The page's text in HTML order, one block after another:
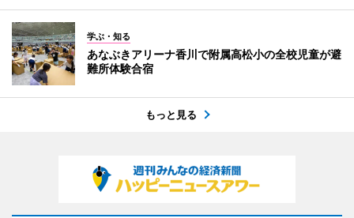
学ぶ・知る
あなぶきアリーナ香川で附属高松小の全校児童が避
難所体験合宿
もっと見る